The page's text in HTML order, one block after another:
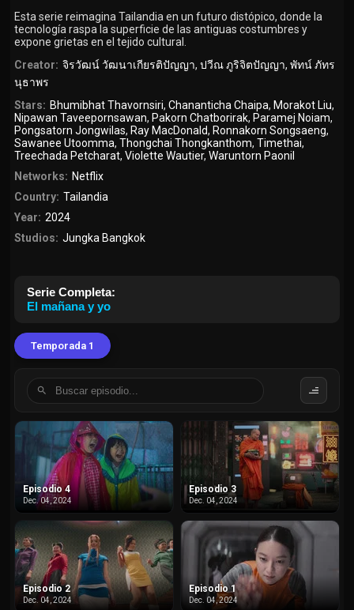
Esta serie reimagina Tailandia en un futuro distópico, donde la
tecnología raspa la superficie de las antiguas costumbres y
expone grietas en el tejido cultural.
Creator: จิรวัฒน์ วัฒนาเกียรติปัญญา, ปวีณ ภูริจิตปัญญา, พัทน์ ภัทร
นุธาพร
Stars: Bhumibhat Thavornsiri, Chananticha Chaipa, Morakot Liu,
Nipawan Taveepornsawan, Pakorn Chatborirak, Paramej Noiam,
Pongsatorn Jongwilas, Ray MacDonald, Ronnakorn Songsaeng,
Sawanee Utoomma,Thongchai Thongkanthom,Timethai,
Treechada Petcharat,Violette Wautier,Waruntorn Paonil
Networks: Netflix
Country: Tailandia
Year: 2024
Studios: Jungka Bangkok
Serie Completa:
El mañana y yo
Temporada 1
Episodio 4
Dec. 04, 2024
Episodio 3
Dec. 04, 2024
Episodio 2
Dec. 04, 2024
Episodio 1
Dec. 04, 2024